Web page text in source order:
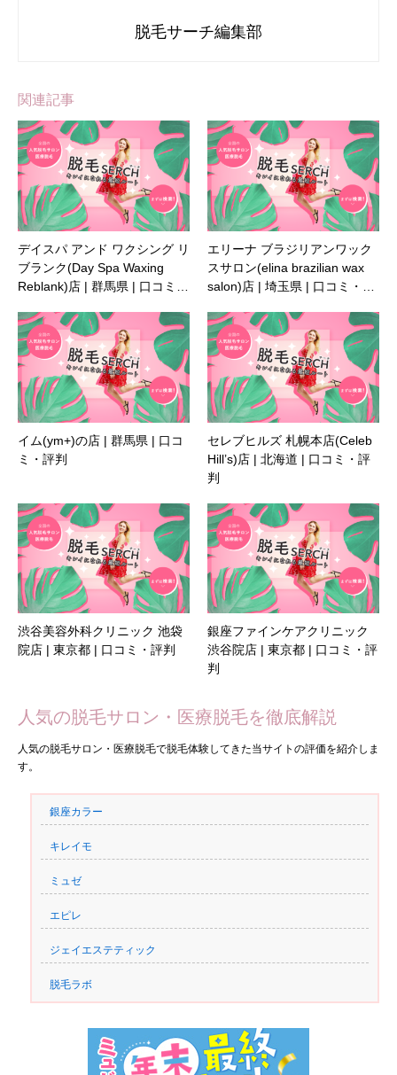
脱毛サーチ編集部
関連記事
デイスパ アンド ワクシング リ
ブランク(Day Spa Waxing
Reblank)店 | 群馬県 | 口コミ…
エリーナ ブラジリアンワック
スサロン(elina brazilian wax
salon)店 | 埼玉県 | 口コミ・…
イム(ym+)の店 | 群馬県 | 口コ
ミ・評判
セレブヒルズ 札幌本店(Celeb
Hill’s)店 | 北海道 | 口コミ・評
判
渋谷美容外科クリニック 池袋
院店 | 東京都 | 口コミ・評判
銀座ファインケアクリニック
渋谷院店 | 東京都 | 口コミ・評
判
人気の脱毛サロン・医療脱毛を徹底解説
人気の脱毛サロン・医療脱毛で脱毛体験してきた当サイトの評価を紹介しま
す。
銀座カラー
キレイモ
ミュゼ
エピレ
ジェイエステティック
脱毛ラボ